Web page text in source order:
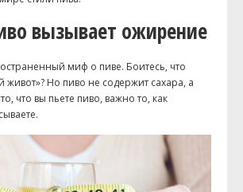
вызывает ожирение
миф о пиве. Боитесь, что
живот»? Но пиво не содержит сахара, а
что вы пьете пиво, важно то, как